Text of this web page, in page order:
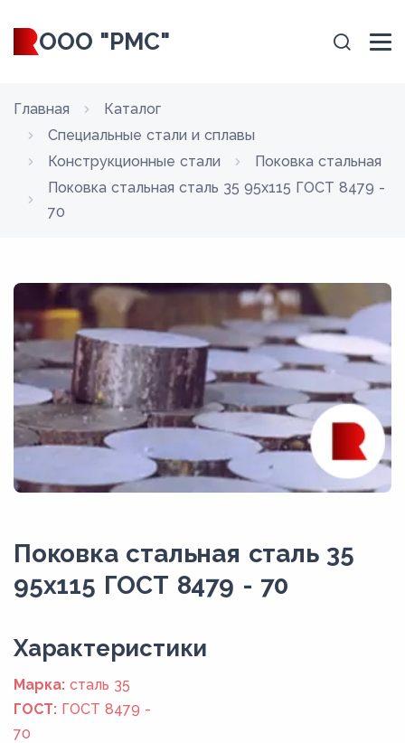
ООО "РМС"
Главная
Каталог
Специальные стали и сплавы
Конструкционные стали
Поковка стальная
Поковка стальная сталь 35 95x115 ГОСТ 8479 -
70
Поковка стальная сталь 35
95x115 ГОСТ 8479 - 70
Xарактеристики
Марка: сталь 35
ГОСТ: ГОСТ 8479 -
70